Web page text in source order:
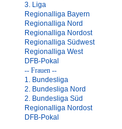
3. Liga
Regionalliga Bayern
Regionalliga Nord
Regionalliga Nordost
Regionalliga Südwest
Regionalliga West
DFB-Pokal
-- Frauen --
1. Bundesliga
2. Bundesliga Nord
2. Bundesliga Süd
Regionalliga Nordost
DFB-Pokal